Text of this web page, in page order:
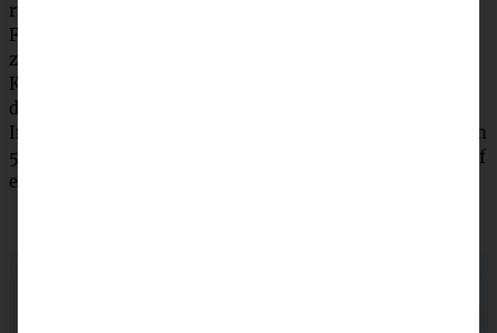
rühren. 3 Eier nach und nach unterrühren. Erst den
Frischkäse portionsweise einrühren, Vanille-Extrakt
zugeben, zuletzt die Speisestärke untermischen.
Käsemasse sehr vorsichtig auf dem Brownie-Teig geben,
dann die Himbeeren darauf verteilen.
Im heißen Ofen für ca. 60 – 70 Minuten backen. Evtl. nach
50 Minuten mit Alufolie abdecken. Herausnehmen und auf
einem Kuchengitter auskühlen lassen.